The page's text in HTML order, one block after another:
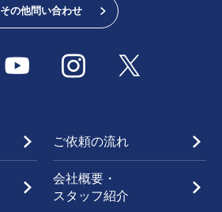
その他問い合わせ
ご依頼の流れ
会社概要・
スタッフ紹介